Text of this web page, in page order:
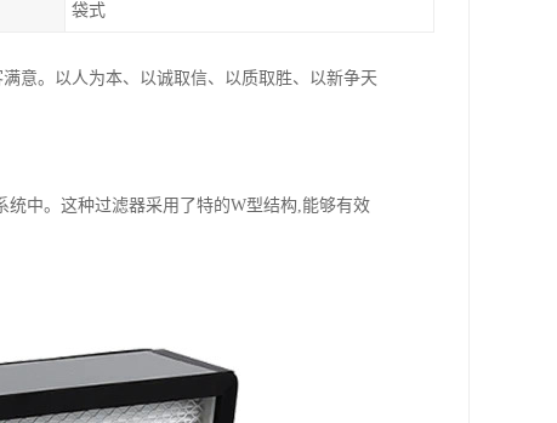
袋式
意。以人为本、以诚取信、以质取胜、以新争天
中。这种过滤器采用了特的W型结构,能够有效